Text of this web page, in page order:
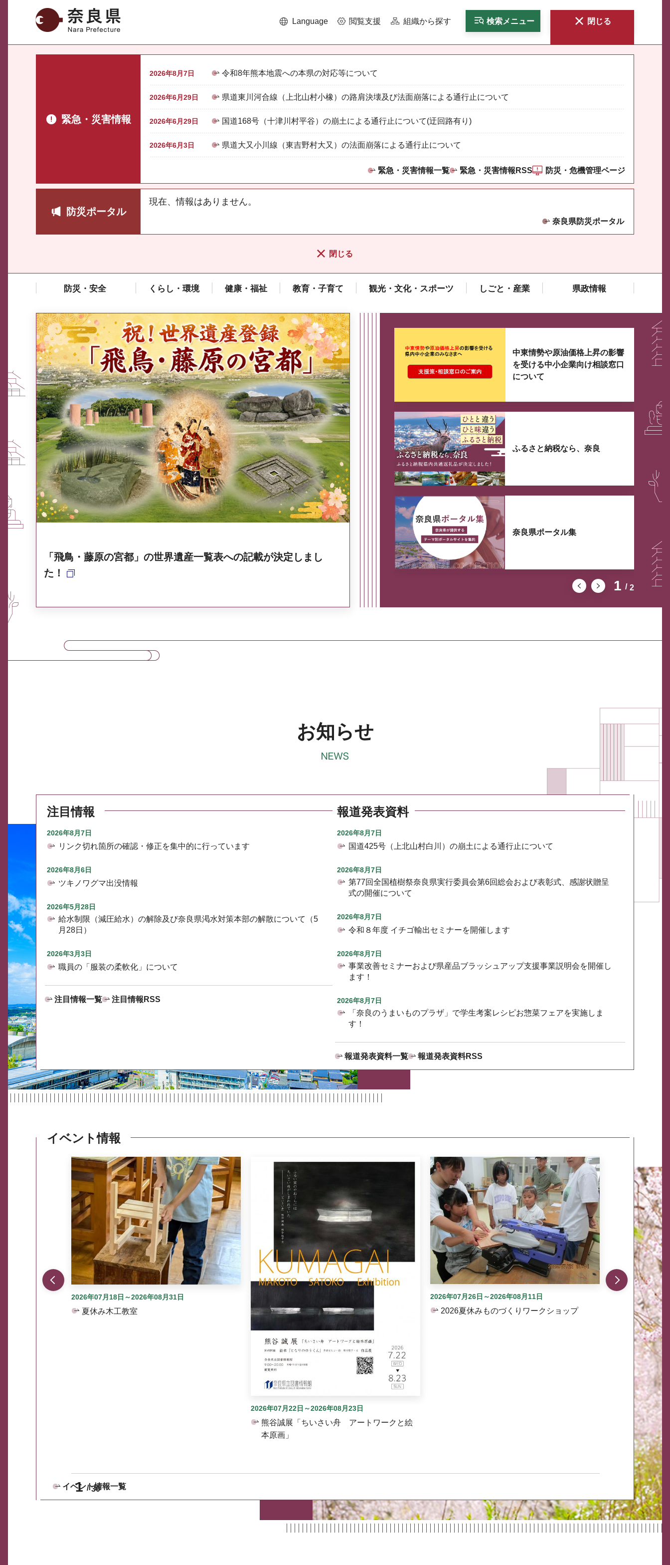
奈良県 Language 閲覧支援 組織から探す 検索メニュー 閉じる
緊急・災害情報
2026年8月7日 令和8年熊本地震への本県の対応等について
2026年6月29日 県道東川河合線（上北山村小橡）の路肩決壊及び法面崩落による通行止について
2026年6月29日 国道168号（十津川村平谷）の崩土による通行止について(迂回路有り)
2026年6月3日 県道大又小川線（東吉野村大又）の法面崩落による通行止について
緊急・災害情報一覧 緊急・災害情報RSS 防災・危機管理ページ
防災ポータル
現在、情報はありません。
奈良県防災ポータル
閉じる
防災・安全 くらし・環境 健康・福祉 教育・子育て 観光・文化・スポーツ しごと・産業 県政情報
「飛鳥・藤原の宮都」の世界遺産一覧表への記載が決定しまし
た！
ここから最大3つずつ情報が表示されるスライダーがあります。
1 2
中東情勢や原油価格上昇の影響
を受ける中小企業向け相談窓口
について
ふるさと納税なら、奈良
県広報誌「県民だより奈良」
2026年8月号
奈良県政策集
中東情勢や原油価格上昇の影響
を受ける中小企業向け相談窓口
について
ふるさと納税なら、奈良
奈良県ポータル集
お知らせ
注目情報
2026年8月7日
リンク切れ箇所の確認・修正を集中的に行っています
2026年8月6日
ツキノワグマ出没情報
2026年5月28日
給水制限（減圧給水）の解除及び奈良県渇水対策本部の解散について（5
月28日）
2026年3月3日
職員の「服装の柔軟化」について
注目情報一覧 注目情報RSS
報道発表資料
2026年8月7日
国道425号（上北山村白川）の崩土による通行止について
2026年8月7日
第77回全国植樹祭奈良県実行委員会第6回総会および表彰式、感謝状贈呈
式の開催について
2026年8月7日
令和８年度 イチゴ輸出セミナーを開催します
2026年8月7日
事業改善セミナーおよび県産品ブラッシュアップ支援事業説明会を開催し
ます！
2026年8月7日
「奈良のうまいものプラザ」で学生考案レシピお惣菜フェアを実施しま
す！
報道発表資料一覧 報道発表資料RSS
イベント情報
1 30
2026年07月18日～2026年08月31日
夏休み木工教室
2026年07月22日～2026年08月23日
熊谷誠展「ちいさい舟 アートワークと絵
本原画」
2026年07月26日～2026年08月11日
2026夏休みものづくりワークショップ
イベント情報一覧